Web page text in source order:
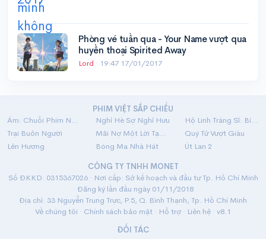
Phòng vé tuần qua - Your Name vượt qua
huyền thoại Spirited Away
Lord · 19:47 17/01/2017
PHIM VIỆT SẮP CHIẾU
Ám: Chuỗi Phim Ngắn Linh Dị
Nghỉ Hè Sợ Nghỉ Hưu
Hộ Linh Tráng Sĩ: Bí Ẩn Mộ Vua Đinh
Trại Buôn Người
Mãi Nợ Một Lời Tạm Biệt
Quý Tử Vượt Giàu
Lên Hương
Bóng Ma Nhà Hát
Út Lan 2
CÔNG TY TNHH MONET
Số ĐKKD: 0315367026 · Nơi cấp: Sở kế hoạch và đầu tư Tp. Hồ Chí Minh
· Đăng ký lần đầu ngày 01/11/2018
Địa chỉ: 33 Nguyễn Trung Trực, P.5, Q. Bình Thạnh, Tp. Hồ Chí Minh
Về chúng tôi · Chính sách bảo mật · Hỗ trợ · Liên hệ · v8.1
ĐỐI TÁC